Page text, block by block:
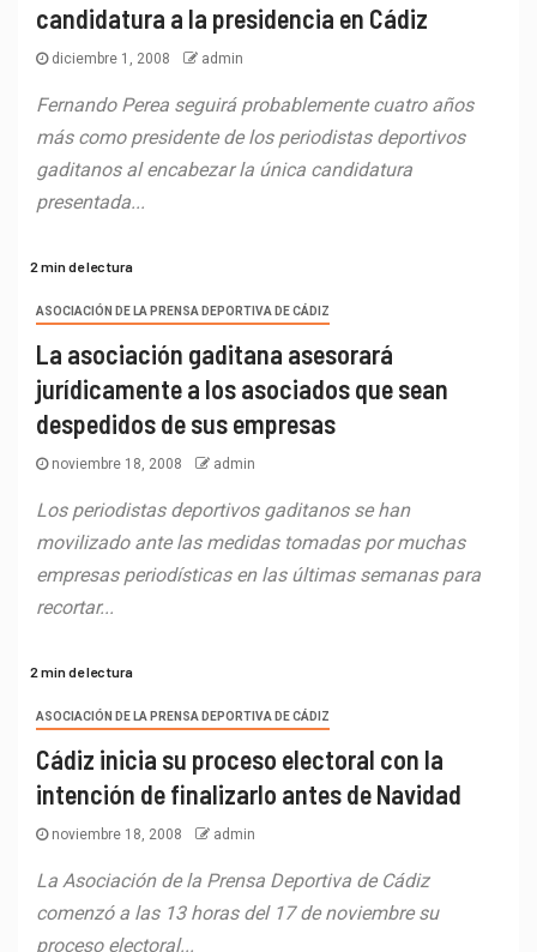
candidatura a la presidencia en Cádiz
diciembre 1, 2008 admin
Fernando Perea seguirá probablemente cuatro años
más como presidente de los periodistas deportivos
gaditanos al encabezar la única candidatura
presentada...
2 min de lectura
ASOCIACIÓN DE LA PRENSA DEPORTIVA DE CÁDIZ
La asociación gaditana asesorará
jurídicamente a los asociados que sean
despedidos de sus empresas
noviembre 18, 2008 admin
Los periodistas deportivos gaditanos se han
movilizado ante las medidas tomadas por muchas
empresas periodísticas en las últimas semanas para
recortar...
2 min de lectura
ASOCIACIÓN DE LA PRENSA DEPORTIVA DE CÁDIZ
Cádiz inicia su proceso electoral con la
intención de finalizarlo antes de Navidad
noviembre 18, 2008 admin
La Asociación de la Prensa Deportiva de Cádiz
comenzó a las 13 horas del 17 de noviembre su
proceso electoral...